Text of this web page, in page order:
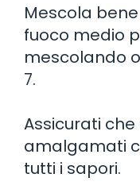
Mescola
fuoco medio
mescolando
7.
Assicurati
amalgamati
tutti i sapori.